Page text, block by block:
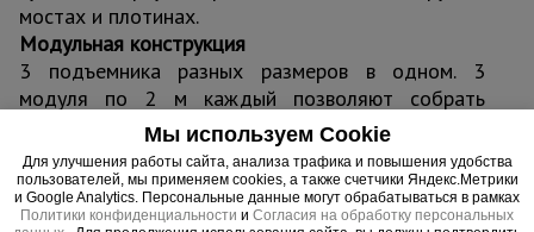
мостах и плотинах.
Модульная конструкция
3 подъемника разных размеров в одном. 3
модуля по 2 м каждый позволяют собрать
люльку необходимо размера специально для
каждого конкретного фасада здания. Система
противовесов состоит из контргрузов по 25 кг и
подбирается аналогично.
Мы используем Cookie
Для улучшения работы сайта, анализа трафика и повышения удобства
пользователей, мы применяем cookies, а также счетчики Яндекс.Метрики
и Google Analytics. Персональные данные могут обрабатываться в рамках
Политики конфиденциальности и Согласия на обработку персональных